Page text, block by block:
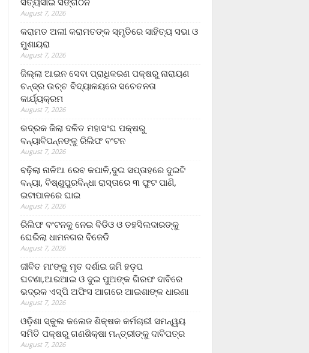
August 7, 2026
କରାମତ ଅଲୀ କରାମତଙ୍କ ସ୍ମୃତିରେ ସାହିତ୍ୟ ସଭା ଓ
ମୁଶାୟରା
August 7, 2026
ଜିଲ୍ଲା ଆଇନ ସେବା ପ୍ରାଧିକରଣ ପକ୍ଷରୁ ନାରାୟଣ
ଚନ୍ଦ୍ର ଉଚ୍ଚ ବିଦ୍ୟାଳୟରେ ସଚେତନତା
କାର୍ଯ୍ୟକ୍ରମ
August 7, 2026
ଭଦ୍ରକ ଜିଲା ଦଳିତ ମହାସଂଘ ପକ୍ଷରୁ
ବନ୍ୟାବିପନ୍ନଙ୍କୁ ରିଲିଫ ବଂଟନ
August 7, 2026
ବଢ଼ିଲା ନାଳିଆ ରେବ କପାଳି,ଦୁଇ ସପ୍ତାହରେ ଦୁଇଟି
ବନ୍ୟା, ବିଷ୍ଣୁପୁରବିନ୍ଧା ରାସ୍ତାରେ ୩ ଫୁଟ ପାଣି,
ଇଟାପାଳରେ ଘାଇ
August 7, 2026
ରିଲିଫ ବଂଟନକୁ ନେଇ ବିଡିଓ ଓ ତହସିଲଦାରଙ୍କୁ
ଘେରିଲା ଧାମନଗର ବିଜେଡି
August 7, 2026
ଜୀବିତ ମା’ଙ୍କୁ ମୃତ ଦର୍ଶାଇ ଜମି ହଡ଼ପ
ଘଟଣା,ଆରଆଇ ଓ ଦୁଇ ପୁଅଙ୍କ ଗିରଫ ଦାବିରେ
ଭଦ୍ରକ ଏସ୍‌ପି ଅଫିସ ଆଗରେ ଆଇଶାଙ୍କ ଧାରଣା
August 7, 2026
ଓଡ଼ିଶା ସ୍କୁଲ କଲେଜ ଶିକ୍ଷକ କର୍ମଚାରୀ ସମନ୍ୱୟ
ସମିତି ପକ୍ଷରୁ ଗଣଶିକ୍ଷା ମନ୍ତ୍ରୀଙ୍କୁ ଦାବିପତ୍ର
August 7, 2026